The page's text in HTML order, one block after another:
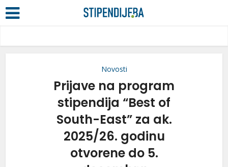
Novosti
Prijave na program
stipendija “Best of
South-East” za ak.
2025/26. godinu
otvorene do 5.